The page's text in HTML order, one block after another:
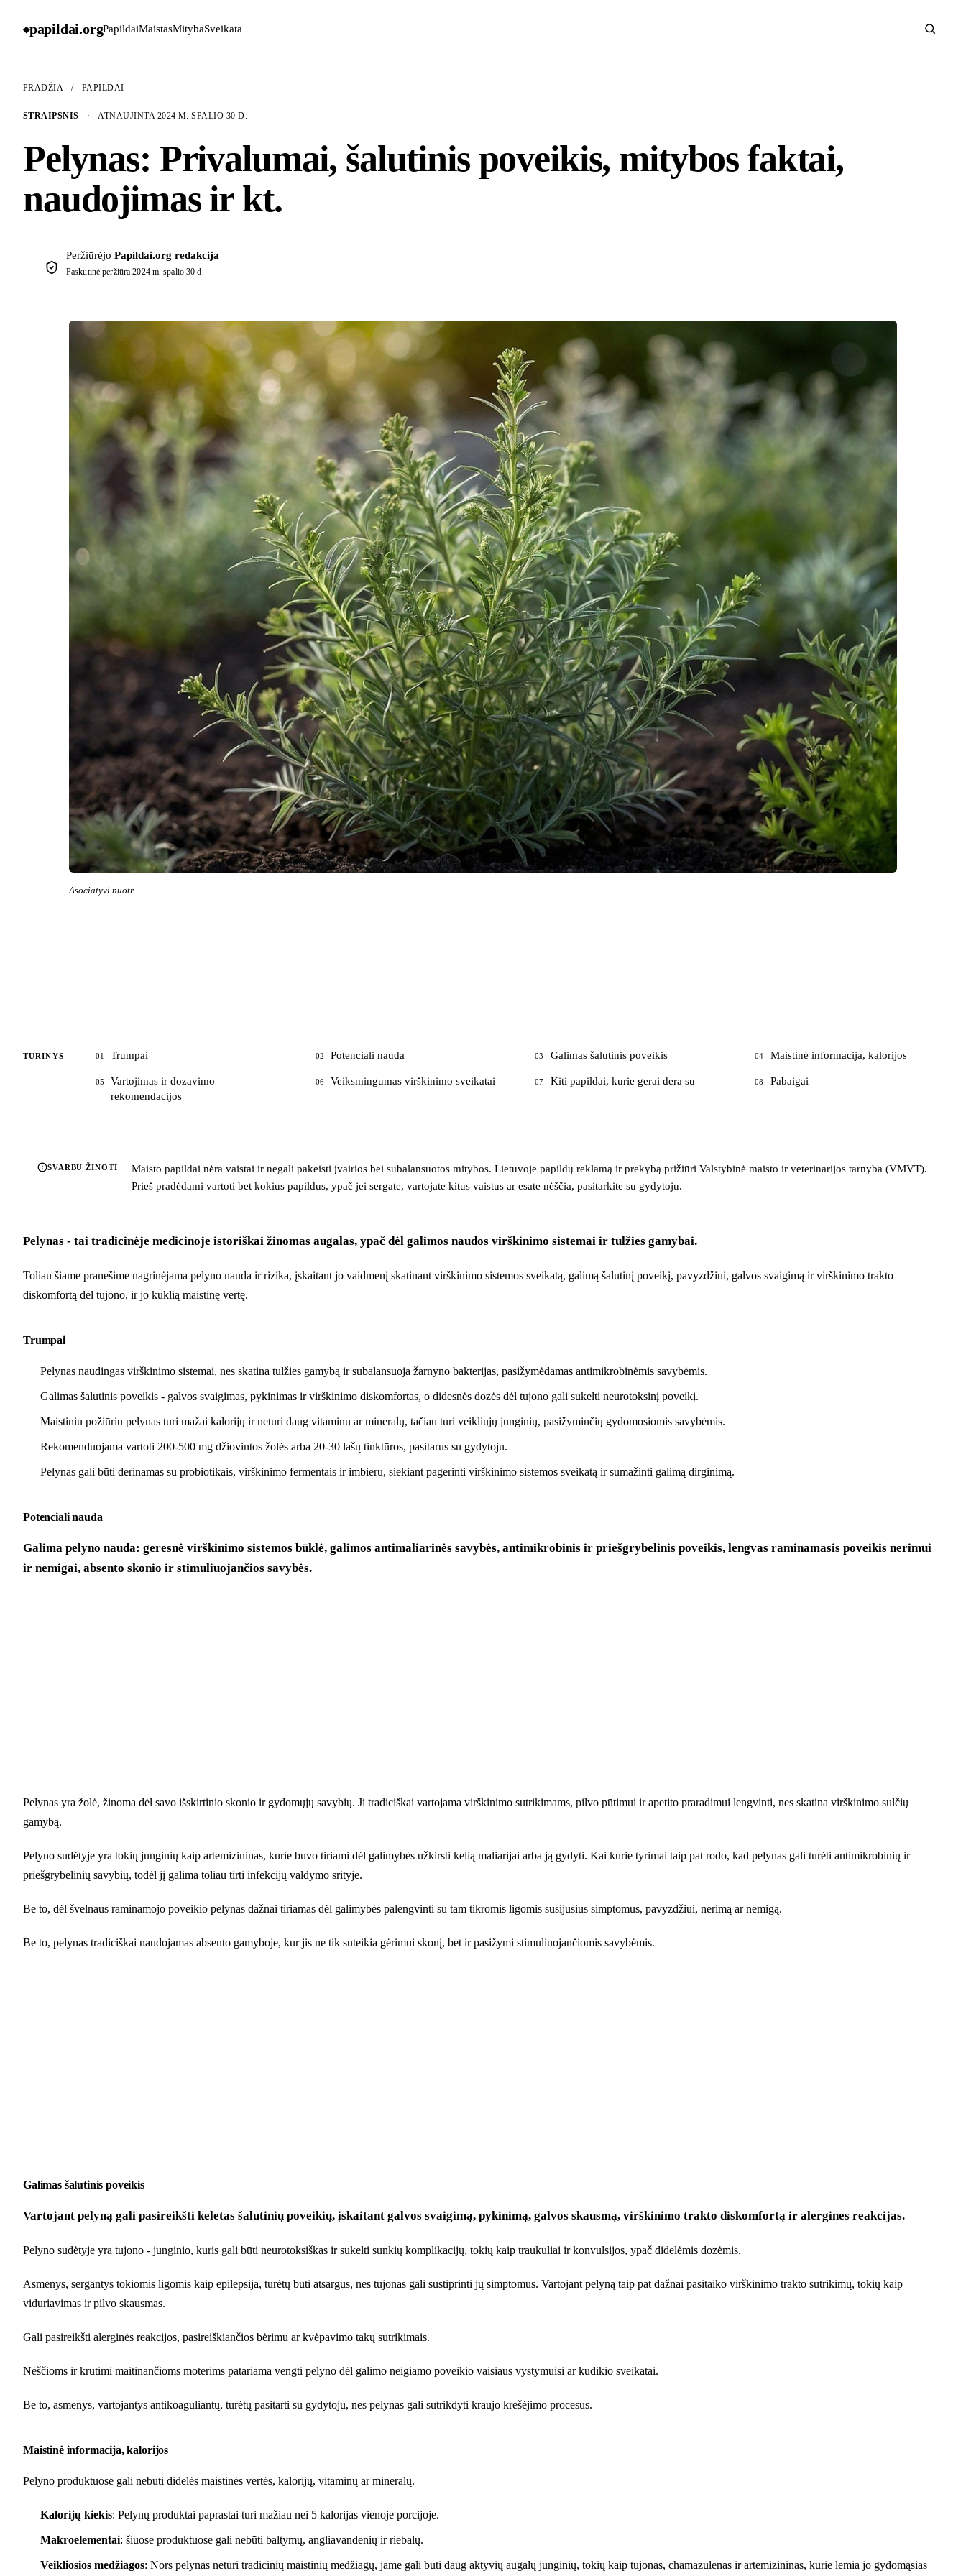
◆papildai.orgPapildaiMaistasMitybaSveikata
PRADŽIA / PAPILDAI
STRAIPSNIS · ATNAUJINTA 2024 M. SPALIO 30 D.
Pelynas: Privalumai, šalutinis poveikis, mitybos faktai,
naudojimas ir kt.
Peržiūrėjo Papildai.org redakcija
Paskutinė peržiūra2024 m. spalio 30 d.
Asociatyvi nuotr.
TURINYS 01 Trumpai 02 Potenciali nauda 03 Galimas šalutinis poveikis 04 Maistinė informacija, kalorijos
05
Vartojimas ir dozavimo
rekomendacijos
06 Veiksmingumas virškinimo sveikatai 07 Kiti papildai, kurie gerai dera su 08 Pabaigai
SVARBU ŽINOTI
Maisto papildai nėra vaistai ir negali pakeisti įvairios bei subalansuotos mitybos. Lietuvoje papildų reklamą ir prekybą prižiūri Valstybinė maisto ir veterinarijos tarnyba (VMVT).
Prieš pradėdami vartoti bet kokius papildus, ypač jei sergate, vartojate kitus vaistus ar esate nėščia, pasitarkite su gydytoju.
Pelynas - tai tradicinėje medicinoje istoriškai žinomas augalas, ypač dėl galimos naudos virškinimo sistemai ir tulžies gamybai.
Toliau šiame pranešime nagrinėjama pelyno nauda ir rizika, įskaitant jo vaidmenį skatinant virškinimo sistemos sveikatą, galimą šalutinį poveikį, pavyzdžiui, galvos svaigimą ir virškinimo trakto
diskomfortą dėl tujono, ir jo kuklią maistinę vertę.
Trumpai
Pelynas naudingas virškinimo sistemai, nes skatina tulžies gamybą ir subalansuoja žarnyno bakterijas, pasižymėdamas antimikrobinėmis savybėmis.
Galimas šalutinis poveikis - galvos svaigimas, pykinimas ir virškinimo diskomfortas, o didesnės dozės dėl tujono gali sukelti neurotoksinį poveikį.
Maistiniu požiūriu pelynas turi mažai kalorijų ir neturi daug vitaminų ar mineralų, tačiau turi veikliųjų junginių, pasižyminčių gydomosiomis savybėmis.
Rekomenduojama vartoti 200-500 mg džiovintos žolės arba 20-30 lašų tinktūros, pasitarus su gydytoju.
Pelynas gali būti derinamas su probiotikais, virškinimo fermentais ir imbieru, siekiant pagerinti virškinimo sistemos sveikatą ir sumažinti galimą dirginimą.
Potenciali nauda
Galima pelyno nauda: geresnė virškinimo sistemos būklė, galimos antimaliarinės savybės, antimikrobinis ir priešgrybelinis poveikis, lengvas raminamasis poveikis nerimui
ir nemigai, absento skonio ir stimuliuojančios savybės.
Pelynas yra žolė, žinoma dėl savo išskirtinio skonio ir gydomųjų savybių. Ji tradiciškai vartojama virškinimo sutrikimams, pilvo pūtimui ir apetito praradimui lengvinti, nes skatina virškinimo sulčių
gamybą.
Pelyno sudėtyje yra tokių junginių kaip artemizininas, kurie buvo tiriami dėl galimybės užkirsti kelią maliarijai arba ją gydyti. Kai kurie tyrimai taip pat rodo, kad pelynas gali turėti antimikrobinių ir
priešgrybelinių savybių, todėl jį galima toliau tirti infekcijų valdymo srityje.
Be to, dėl švelnaus raminamojo poveikio pelynas dažnai tiriamas dėl galimybės palengvinti su tam tikromis ligomis susijusius simptomus, pavyzdžiui, nerimą ar nemigą.
Be to, pelynas tradiciškai naudojamas absento gamyboje, kur jis ne tik suteikia gėrimui skonį, bet ir pasižymi stimuliuojančiomis savybėmis.
Galimas šalutinis poveikis
Vartojant pelyną gali pasireikšti keletas šalutinių poveikių, įskaitant galvos svaigimą, pykinimą, galvos skausmą, virškinimo trakto diskomfortą ir alergines reakcijas.
Pelyno sudėtyje yra tujono - junginio, kuris gali būti neurotoksiškas ir sukelti sunkių komplikacijų, tokių kaip traukuliai ir konvulsijos, ypač didelėmis dozėmis.
Asmenys, sergantys tokiomis ligomis kaip epilepsija, turėtų būti atsargūs, nes tujonas gali sustiprinti jų simptomus. Vartojant pelyną taip pat dažnai pasitaiko virškinimo trakto sutrikimų, tokių kaip
viduriavimas ir pilvo skausmas.
Gali pasireikšti alerginės reakcijos, pasireiškiančios bėrimu ar kvėpavimo takų sutrikimais.
Nėščioms ir krūtimi maitinančioms moterims patariama vengti pelyno dėl galimo neigiamo poveikio vaisiaus vystymuisi ar kūdikio sveikatai.
Be to, asmenys, vartojantys antikoaguliantų, turėtų pasitarti su gydytoju, nes pelynas gali sutrikdyti kraujo krešėjimo procesus.
Maistinė informacija, kalorijos
Pelyno produktuose gali nebūti didelės maistinės vertės, kalorijų, vitaminų ar mineralų.
Kalorijų kiekis: Pelynų produktai paprastai turi mažiau nei 5 kalorijas vienoje porcijoje.
Makroelementai: šiuose produktuose gali nebūti baltymų, angliavandenių ir riebalų.
Veikliosios medžiagos: Nors pelynas neturi tradicinių maistinių medžiagų, jame gali būti daug aktyvių augalų junginių, tokių kaip tujonas, chamazulenas ir artemizininas, kurie lemia jo gydomąsias